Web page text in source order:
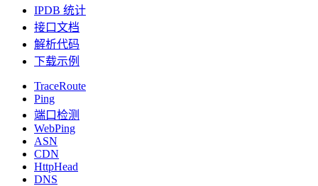
IPDB 统计
接口文档
解析代码
下载示例
TraceRoute
Ping
端口检测
WebPing
ASN
CDN
HttpHead
DNS